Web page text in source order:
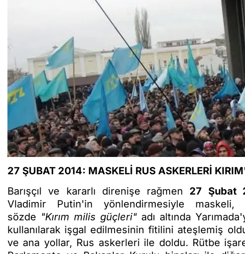
27 ŞUBAT 2014: MASKELİ RUS ASKERLERİ
Barışçıl ve kararlı direnişe rağmen 27 Şubat
Vladimir Putin'in yönlendirmesiyle
sözde "Kırım milis güçleri" adı altında
kullanılarak işgal edilmesinin fitilini ateşlemiş
ve ana yollar, Rus askerleri ile doldu. Rütbe